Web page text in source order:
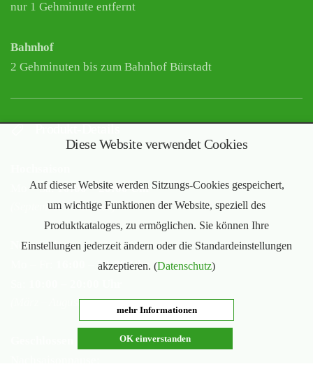
nur 1 Gehminute entfernt
Bahnhof
2 Gehminuten bis zum Bahnhof Bürstadt
Produkt-Details
Mo – Sa:10:00 – 20:00 Uhr
(September – Februar)
Nebensaison
16:00 – 20:00 Uhr
(März – August)
Diese Website verwendet Cookies
Auf dieser Website werden Sitzungs-Cookies gespeichert,
um wichtige Funktionen der Website, speziell des
Produktkataloges, zu ermöglichen. Sie können Ihre
Einstellungen jederzeit ändern oder die Standardeinstellungen
akzeptieren. (Datenschutz)
mehr Informationen
OK einverstanden